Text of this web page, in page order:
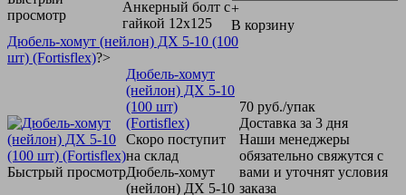
просмотр
Анкерный болт с
гайкой 12х125
+
В корзину
Дюбель-хомут (нейлон) ДХ 5-10 (100
шт) (Fortisflex)?>
Быстрый просмотр
Дюбель-хомут
(нейлон) ДХ 5-10
(100 шт)
(Fortisflex)
Скоро поступит
на склад
Дюбель-хомут
(нейлон) ДХ 5-10
70 руб./упак
Доставка за 3 дня
Наши менеджеры
обязательно свяжутся с
вами и уточнят условия
заказа